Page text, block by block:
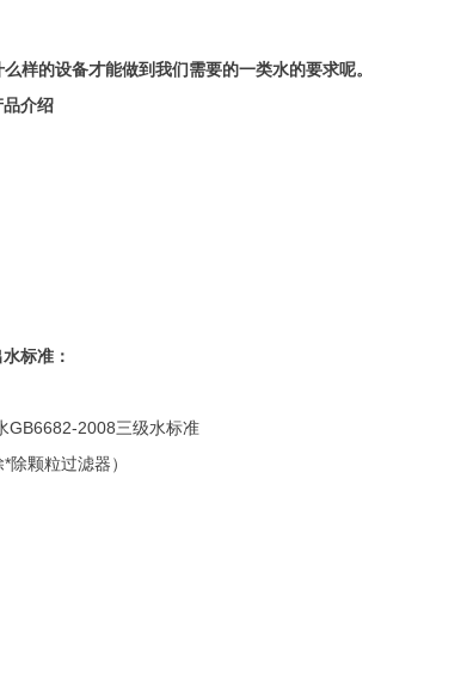
样的设备才能做到我们需要的一类水的要求呢。
品介绍
水标准：
GB6682-2008三级水标准
颗粒过滤器）